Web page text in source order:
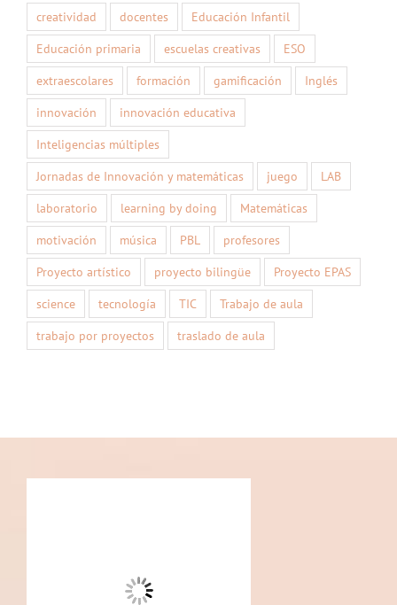
creatividad
docentes
Educación Infantil
Educación primaria
escuelas creativas
ESO
extraescolares
formación gamificación
Inglés
innovación
innovación educativa
Inteligencias múltiples
Jornadas de Innovación y matemáticas
juego
LAB
laboratorio
learning by doing
Matemáticas
motivación
música PBL
profesores
Proyecto artístico
proyecto bilingüe
Proyecto EPAS
science
tecnología TIC
Trabajo de aula
trabajo por proyectos
traslado de aula